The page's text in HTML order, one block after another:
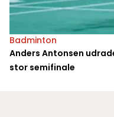
Badminton
Anders Antonsen
stor semifinale